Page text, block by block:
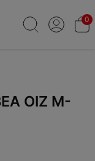
0
OIZ M-